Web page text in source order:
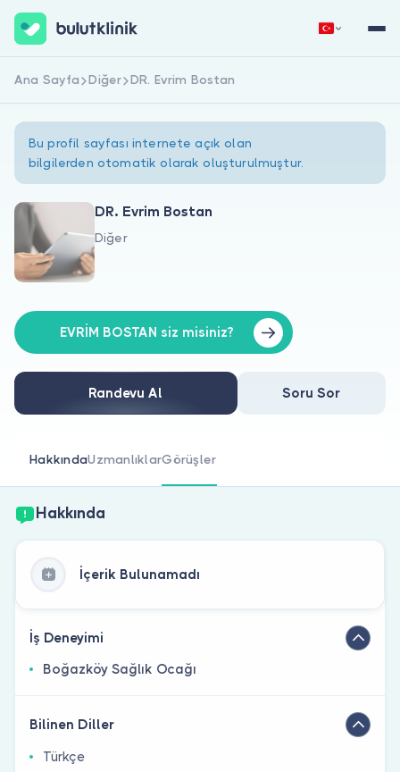
Hakkımızda
Doktorlar için
Doktor musunuz?
Hemen Kaydol
Ana Sayfa Diğer DR. Evrim Bostan
Bu profil sayfası internete açık olan
bilgilerden otomatik olarak oluşturulmuştur.
DR. Evrim Bostan
Diğer
EVRİM BOSTAN siz misiniz?
Randevu Al Soru Sor
HakkındaUzmanlıklarGörüşler
Hakkında
İçerik Bulunamadı
İş Deneyimi
Boğazköy Sağlık Ocağı
Bilinen Diller
Türkçe